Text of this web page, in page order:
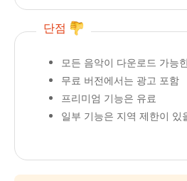
단점
모든 음악이 다운로드 가능
무료 버전에서는 광고 포함
프리미엄 기능은 유료
일부 기능은 지역 제한이 있